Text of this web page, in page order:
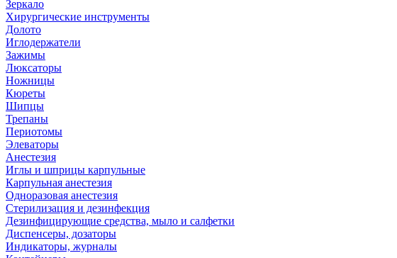
Зеркало
Хирургические инструменты
Долото
Иглодержатели
Зажимы
Люксаторы
Ножницы
Кюреты
Шипцы
Трепаны
Периотомы
Элеваторы
Анестезия
Иглы и шприцы карпульные
Карпульная анестезия
Одноразовая анестезия
Стерилизация и дезинфекция
Дезинфицирующие средства, мыло и салфетки
Диспенсеры, дозаторы
Индикаторы, журналы